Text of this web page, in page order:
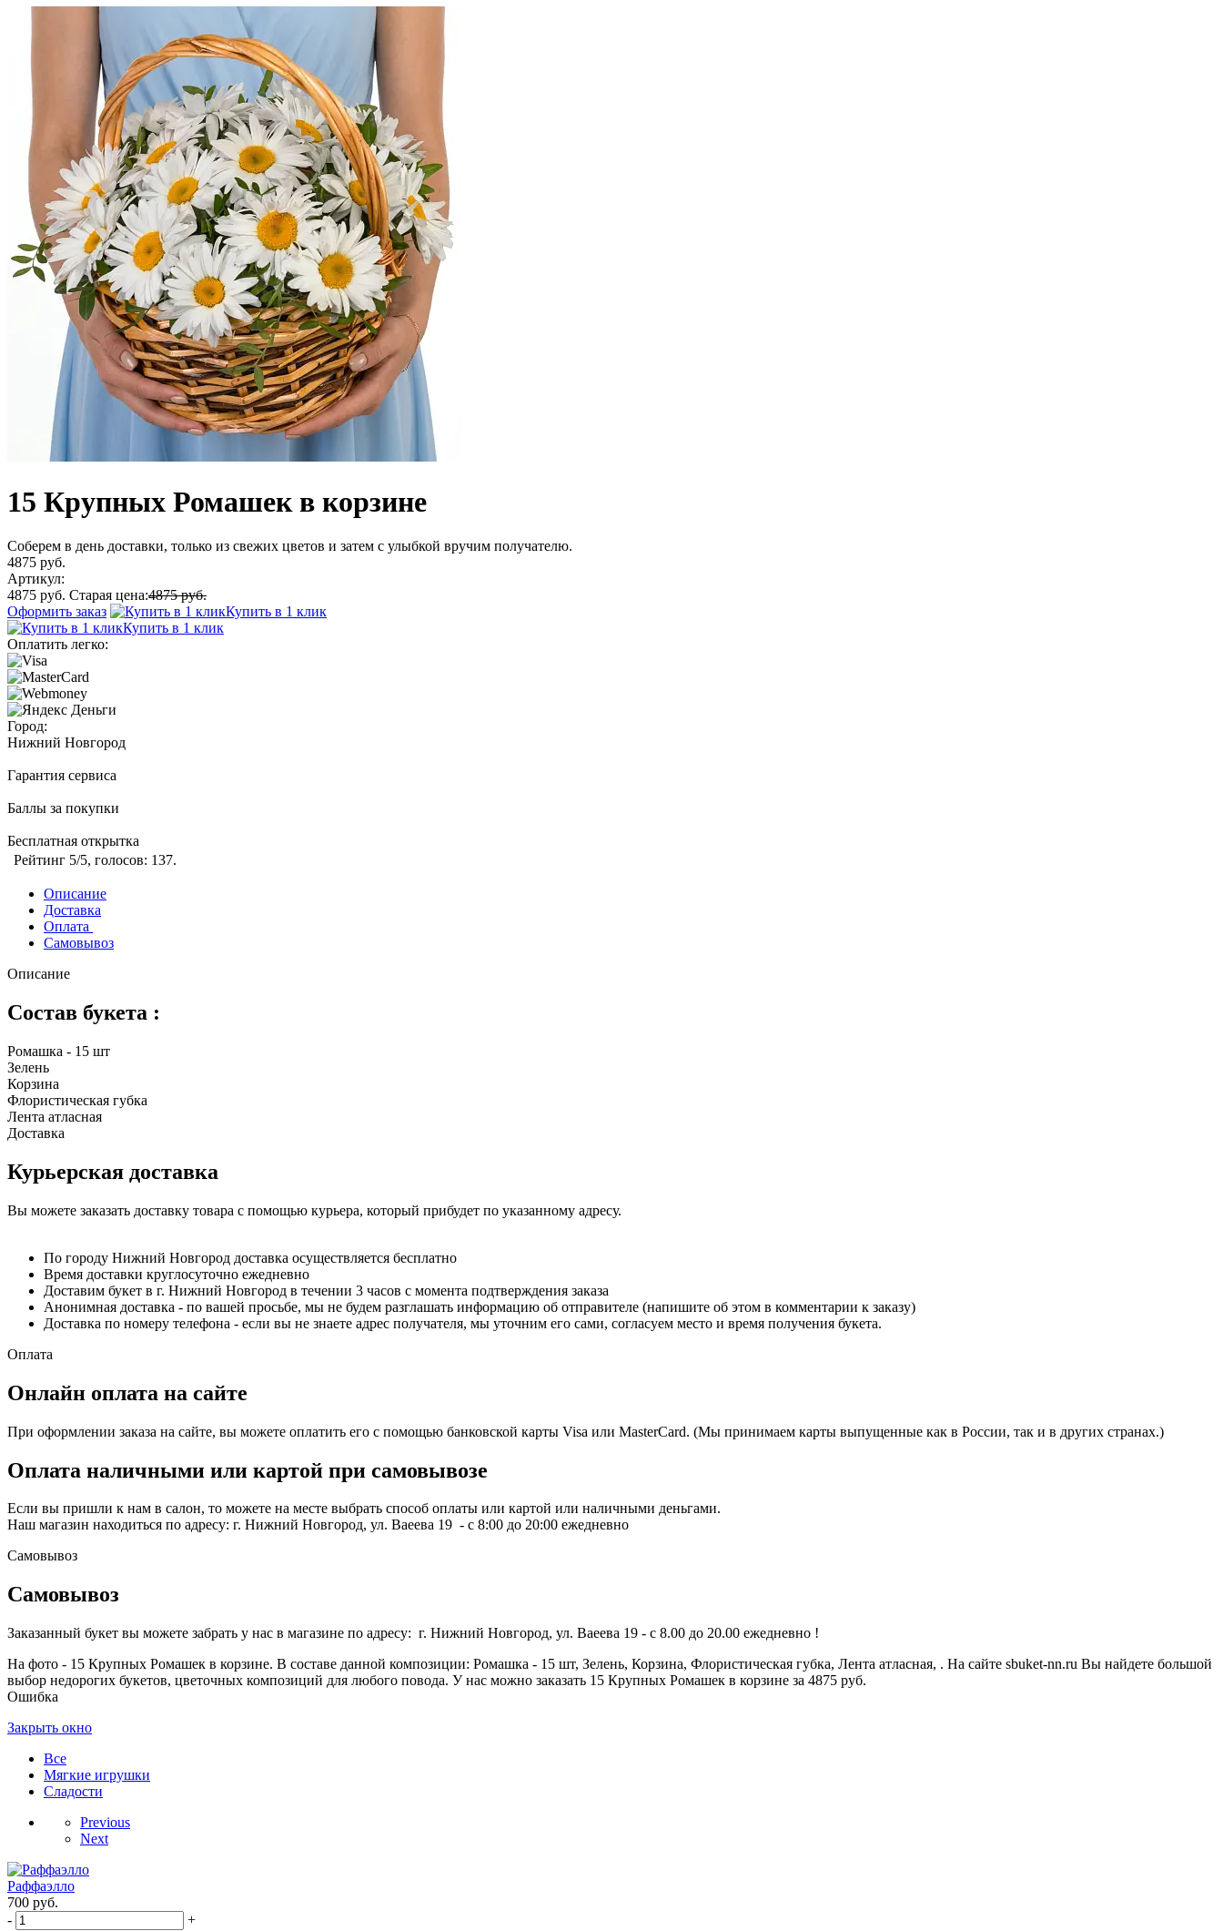
15 Крупных Ромашек в корзине
Соберем в день доставки, только из свежих цветов и затем с улыбкой вручим получателю.
4875 руб.
Артикул:
4875 руб. Старая цена:4875 руб.
Оформить заказ
Купить в 1 клик
Купить в 1 клик
Оплатить легко:
Город:
Нижний Новгород
Гарантия сервиса
Баллы за покупки
Бесплатная открытка
Рейтинг 5/5, голосов: 137.
Описание
Доставка
Оплата
Самовывоз
Описание
Состав букета :
Ромашка - 15 шт
Зелень
Корзина
Флористическая губка
Лента атласная
Доставка
Курьерская доставка
Вы можете заказать доставку товара с помощью курьера, который прибудет по указанному адресу.
По городу Нижний Новгород доставка осуществляется бесплатно
Время доставки круглосуточно ежедневно
Доставим букет в г. Нижний Новгород в течении 3 часов с момента подтверждения заказа
Анонимная доставка - по вашей просьбе, мы не будем разглашать информацию об отправителе (напишите об этом в комментарии к заказу)
Доставка по номеру телефона - если вы не знаете адрес получателя, мы уточним его сами, согласуем место и время получения букета.
Оплата
Онлайн оплата на сайте
При оформлении заказа на сайте, вы можете оплатить его с помощью банковской карты Visa или MasterCard. (Мы принимаем карты выпущенные как в России, так и в других странах.)
Оплата наличными или картой при самовывозе
Если вы пришли к нам в салон, то можете на месте выбрать способ оплаты или картой или наличными деньгами.
Наш магазин находиться по адресу: г. Нижний Новгород, ул. Ваеева 19 - с 8:00 до 20:00 ежедневно
Самовывоз
Самовывоз
Заказанный букет вы можете забрать у нас в магазине по адресу: г. Нижний Новгород, ул. Ваеева 19 - с 8.00 до 20.00 ежедневно !
На фото - 15 Крупных Ромашек в корзине. В составе данной композиции: Ромашка - 15 шт, Зелень, Корзина, Флористическая губка, Лента атласная, . На сайте sbuket-nn.ru Вы найдете большой
выбор недорогих букетов, цветочных композиций для любого повода. У нас можно заказать 15 Крупных Ромашек в корзине за 4875 руб.
Ошибка
Закрыть окно
Все
Мягкие игрушки
Сладости
Previous
Next
Раффаэлло
700 руб.
-
+